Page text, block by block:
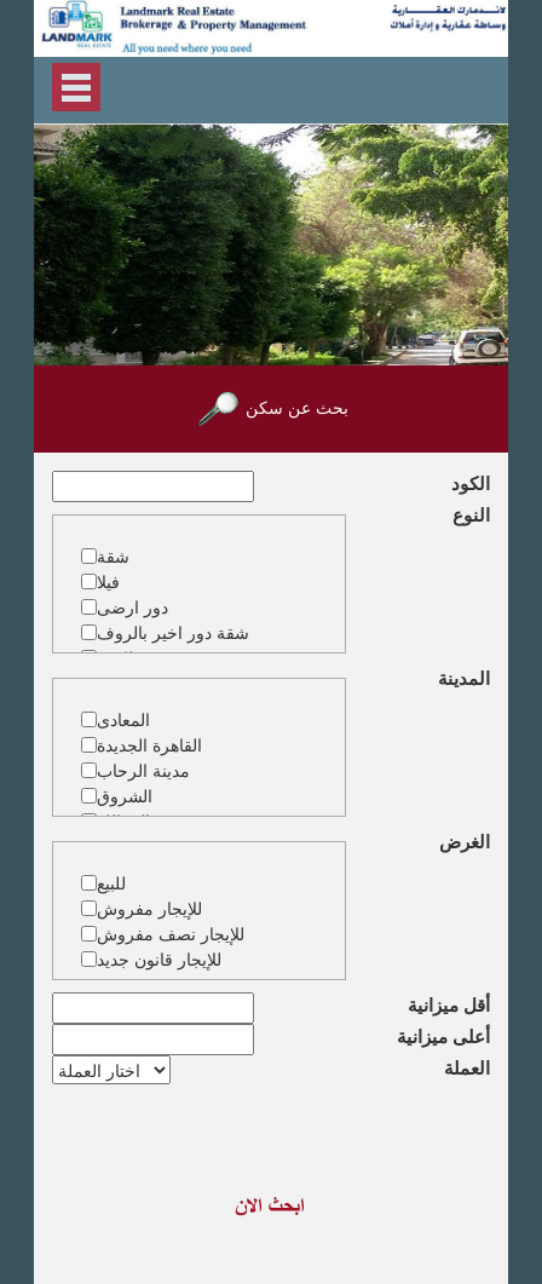
بحث عن سكن
الكود
النوع
شقة
فيلا
دور ارضى
شقة دور اخير بالروف
شقة دوبلكس
شقة حجرة واحدة
ارض
مبنى
المدينة
المعادى
القاهرة الجديدة
مدينة الرحاب
الشروق
الزمالك
جاردن سيتى
دقى
المهندسين
الجيزة
العجوزة
وسط البلد
مصر الجديدة
مدينة نصر
السادس من اكتوبر
الشيخ زايد
الغرض
للبيع
للإيجار مفروش
للإيجار نصف مفروش
للإيجار قانون جديد
أقل ميزانية
أعلى ميزانية
العملة